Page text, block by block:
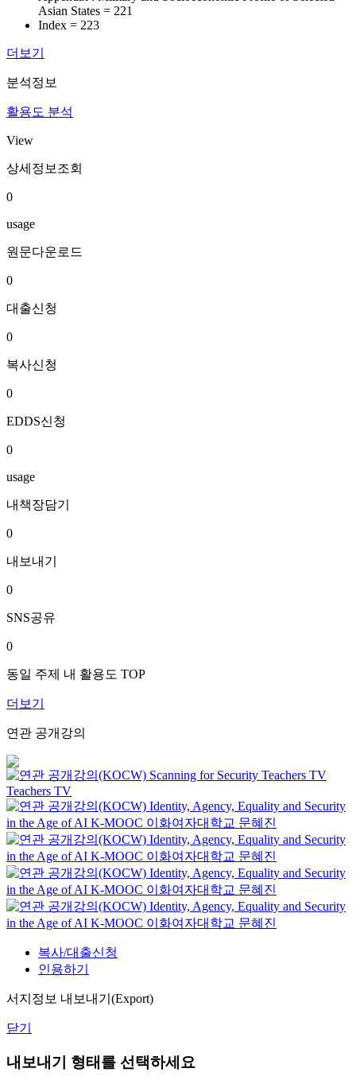
Asian States = 221
Index = 223
더보기
분석정보
활용도 분석
View
상세정보조회
0
usage
원문다운로드
0
대출신청
0
복사신청
0
EDDS신청
0
usage
내책장담기
0
내보내기
0
SNS공유
0
동일 주제 내 활용도 TOP
더보기
연관 공개강의
Scanning for Security Teachers TV
Teachers TV
Identity, Agency, Equality and Security
in the Age of AI K-MOOC 이화여자대학교 문혜진
Identity, Agency, Equality and Security
in the Age of AI K-MOOC 이화여자대학교 문혜진
Identity, Agency, Equality and Security
in the Age of AI K-MOOC 이화여자대학교 문혜진
Identity, Agency, Equality and Security
in the Age of AI K-MOOC 이화여자대학교 문혜진
복사/대출신청
인용하기
서지정보 내보내기(Export)
닫기
내보내기 형태를 선택하세요